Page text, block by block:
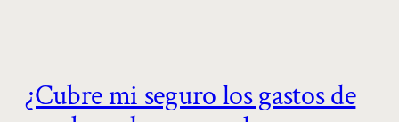
¿Cubre mi seguro los gastos de